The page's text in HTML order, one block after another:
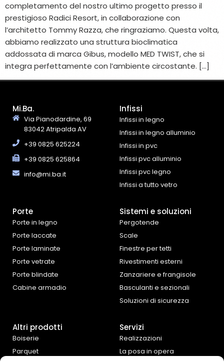
completamento del nostro ultimo progetto presso il
prestigioso Radici Resort, in collaborazione con
l’architetto Tommy Razza, che ringraziamo. Questa volta,
abbiamo realizzato una struttura bioclimatica
addossata di marca Gibus, modello MED TWIST, che si
integra perfettamente con l’ambiente circostante. […]
Mi.Ba.
Via Pianodardine, 69
83042 Atripalda AV
+39 0825 625224
+39 0825 625864
info@mi.ba.it
Infissi
Infissi in legno
Infissi in legno alluminio
Infissi in pvc
Infissi pvc alluminio
Infissi pvc legno
Infissi a tutto vetro
Porte
Porte in legno
Porte laccate
Porte laminate
Porte vetrate
Porte blindate
Cabine armadio
Sistemi e soluzioni
Pergotende
Scale
Finestre per tetti
Rivestimenti esterni
Zanzariere e frangisole
Basculanti e sezionali
Soluzioni di sicurezza
Altri prodotti
Boiserie
Parquet
Servizi
Realizzazioni
La posa in opera